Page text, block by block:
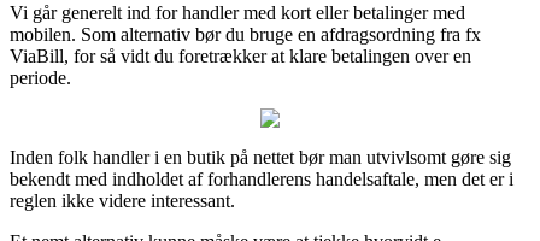
Vi går generelt ind for handler med kort eller betalinger med
mobilen. Som alternativ bør du bruge en afdragsordning fra fx
ViaBill, for så vidt du foretrækker at klare betalingen over en
periode.
Inden folk handler i en butik på nettet bør man utvivlsomt gøre sig
bekendt med indholdet af forhandlerens handelsaftale, men det er i
reglen ikke videre interessant.